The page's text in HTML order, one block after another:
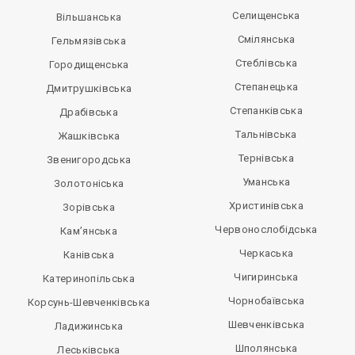
Вільшанська
Гельмязівська
Городищенська
Дмитрушківська
Драбівська
Жашківська
Звенигородська
Золотоніська
Зорівська
Кам’янська
Канівська
Катеринопільська
Корсунь-Шевченківська
Ладижинська
Леськівська
Селищенська
Смілянська
Стеблівська
Степанецька
Степанківська
Тальнівська
Тернівська
Уманська
Христинівська
Червонослобідська
Черкаська
Чигиринська
Чорнобаївська
Шевченківська
Шполянська